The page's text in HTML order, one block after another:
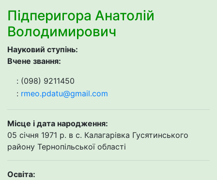
Підперигора Анатолій
Володимирович
Науковий ступінь:
Вчене звання:
: (098) 9211450
: rmeo.pdatu@gmail.com
Місце і дата народження:
05 січня 1971 р. в с. Калагарівка Гусятинського
району Тернопільської області
Освіта: